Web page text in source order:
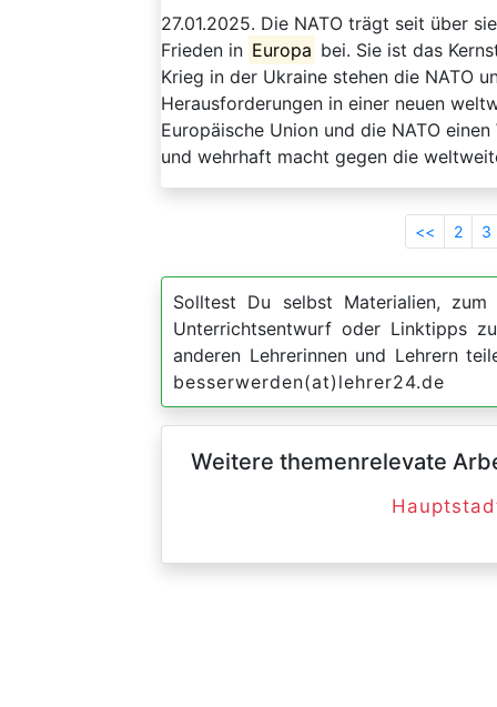
27.01.2025. Die NATO trägt seit über
Frieden in Europa bei. Sie ist das
Krieg in der Ukraine stehen die NATO
Herausforderungen in einer neuen
Europäische Union und die NATO
und wehrhaft macht gegen die
<< 2 3
Solltest Du selbst Materialien,
Unterrichtsentwurf oder Linktipps
anderen Lehrerinnen und Lehrern
besserwerden(at)lehrer24.de
Weitere themenrelevate